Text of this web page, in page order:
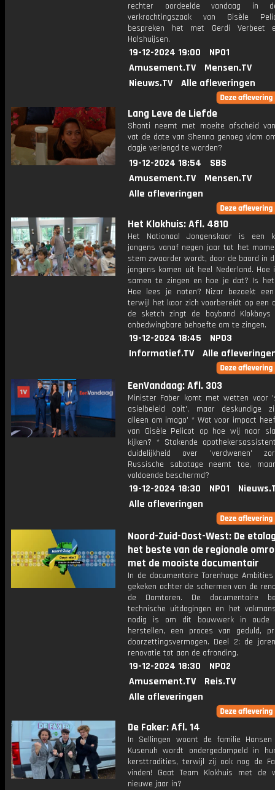
rechter oordeelde vandaag in
verkrachtingszaak van Gisèle
bespreken het met Gerdi Verbeet
Holshuijsen.
19-12-2024 19:00
NPO1
Amusement.TV
Mensen.TV
Nieuws.TV
Alle afleveringen
Lang Leve de Liefde
Shanti neemt met moeite afscheid
vat de date van Shenna genoeg vlam
dagje verlengd te worden?
19-12-2024 18:54
SBS
Amusement.TV
Mensen.TV
Alle afleveringen
Het Klokhuis: Afl. 4810
Het Nationaal Jongenskoor is een
jongens vanaf negen jaar tot het
stem zwaarder wordt, door de baard in
jongens komen uit heel Nederland.
samen te zingen en hoe je dat? Is
Hoe lees je noten? Nizar bezoekt
terwijl het koor zich voorbereidt op een
de sketch zingt de boyband Klokboys
onbedwingbare behoefte om te zingen.
19-12-2024 18:45
NPO3
Informatief.TV
Alle
EenVandaag: Afl. 303
Minister Faber komt met wetten voor
asielbeleid ooit', maar deskundige
alleen om imago' * Wat voor impact
van Gisèle Pelicot op hoe wij naar
kijken? * Stakende
duidelijkheid over 'verdwenen'
Russische sabotage neemt toe,
voldoende beschermd?
19-12-2024 18:30 NPO1
Alle afleveringen
Noord-Zuid-Oost-West: De
het beste van de regionale
met de mooiste documentair
In de documentaire Torenhoge
gekeken achter de schermen van de
de Domtoren. De documentaire
technische uitdagingen en het
nodig is om dit bouwwerk in oude
herstellen, een proces van geduld,
doorzettingsvermogen. Deel 2: de
renovatie tot aan de afronding.
19-12-2024 18:30
NPO2
Amusement.TV
Reis.TV
Alle afleveringen
De Faker: Afl. 14
In Sellingen woont de familie
Kusenuh wordt ondergedompeld in
kersttradities, terwijl zij ook nog de
vinden! Gaat Team Klokhuis met de
nieuwe jaar in?